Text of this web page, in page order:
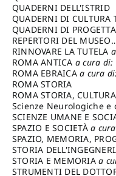
centrale per il restauro e
conservazione del
archivistico e librario
QUADERNI DELL'ISTRID
QUADERNI DI CULTURA
cura di: Crispolti Livia
QUADERNI DI
cura di: Giura Longo
REPERTORI DEL MUSEO
CENTRALE DEL
cura di: Pizzo Marco
RINNOVARE LA TUTELA
Cicalò Enrico
ROMA ANTICA a cura di:
Carlo
ROMA EBRAICAa cura di:
Procaccia Claudio
ROMA STORIA
ROMA STORIA,
IMMAGINEa cura di:
Marcello
Scienze Neurologiche e
Comportamento
SCIENZE UMANE E
di: Iannizzi Salvatore
SPAZIO E SOCIETÀa
Cassetti Roberto
SPAZIO, MEMORIA,
cura di: Rossi Massimo
STORIA
STRUTTURALE IN ITALIA
Poretti Sergio
STORIA E MEMORIAa
Rossi Lauro
STRUMENTI DEL